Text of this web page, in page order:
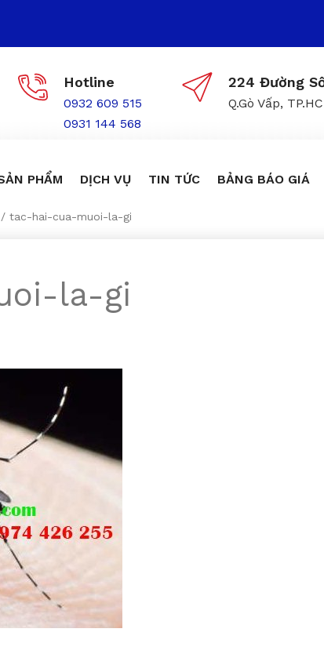
Hotline
0932 609 515
0931 144 568
224 Đường
Q.Gò Vấp,
PHẨM DỊCH VỤ TIN TỨC BẢNG BÁO GIÁ
/ tac-hai-cua-muoi-la-gi
la-gi